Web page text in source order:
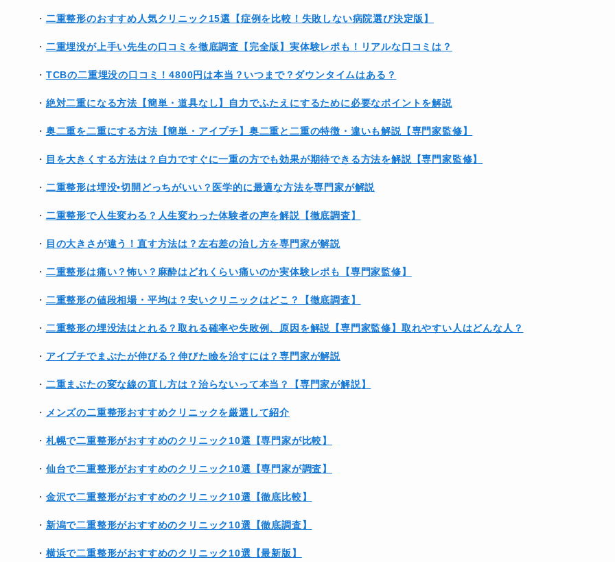
・ 二重整形のおすすめ人気クリニック15選【症例を比較！失敗しない病院選び決定版】
・ 二重埋没が上手い先生の口コミを徹底調査【完全版】実体験レポも！リアルな口コミは？
・ TCBの二重埋没の口コミ！4800円は本当？いつまで？ダウンタイムはある？
・ 絶対二重になる方法【簡単・道具なし】自力でふたえにするために必要なポイントを解説
・ 奥二重を二重にする方法【簡単・アイプチ】奥二重と二重の特徴・違いも解説【専門家監修】
・ 目を大きくする方法は？自力ですぐに一重の方でも効果が期待できる方法を解説【専門家監修】
・ 二重整形は埋没•切開どっちがいい？医学的に最適な方法を専門家が解説
・ 二重整形で人生変わる？人生変わった体験者の声を解説【徹底調査】
・ 目の大きさが違う！直す方法は？左右差の治し方を専門家が解説
・ 二重整形は痛い？怖い？麻酔はどれくらい痛いのか実体験レポも【専門家監修】
・ 二重整形の値段相場・平均は？安いクリニックはどこ？【徹底調査】
・ 二重整形の埋没法はとれる？取れる確率や失敗例、原因を解説【専門家監修】取れやすい人はどんな人？
・ アイプチでまぶたが伸びる？伸びた瞼を治すには？専門家が解説
・ 二重まぶたの変な線の直し方は？治らないって本当？【専門家が解説】
・ メンズの二重整形おすすめクリニックを厳選して紹介
・ 札幌で二重整形がおすすめのクリニック10選【専門家が比較】
・ 仙台で二重整形がおすすめのクリニック10選【専門家が調査】
・ 金沢で二重整形がおすすめのクリニック10選【徹底比較】
・ 新潟で二重整形がおすすめのクリニック10選【徹底調査】
・ 横浜で二重整形がおすすめのクリニック10選【最新版】